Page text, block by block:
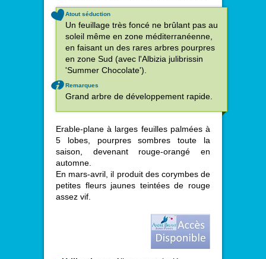
Atout séduction
Un feuillage très foncé ne brûlant pas au
soleil même en zone méditerranéenne,
en faisant un des rares arbres pourpres
en zone Sud (avec l'Albizia julibrissin
'Summer Chocolate').
Remarques
Grand arbre de développement rapide.
Erable-plane à larges feuilles palmées à
5 lobes, pourpres sombres toute la
saison, devenant rouge-orangé en
automne.
En mars-avril, il produit des corymbes de
petites fleurs jaunes teintées de rouge
assez vif.